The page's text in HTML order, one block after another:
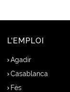
L'EMPLOI
Agadir
Casablanca
Fès